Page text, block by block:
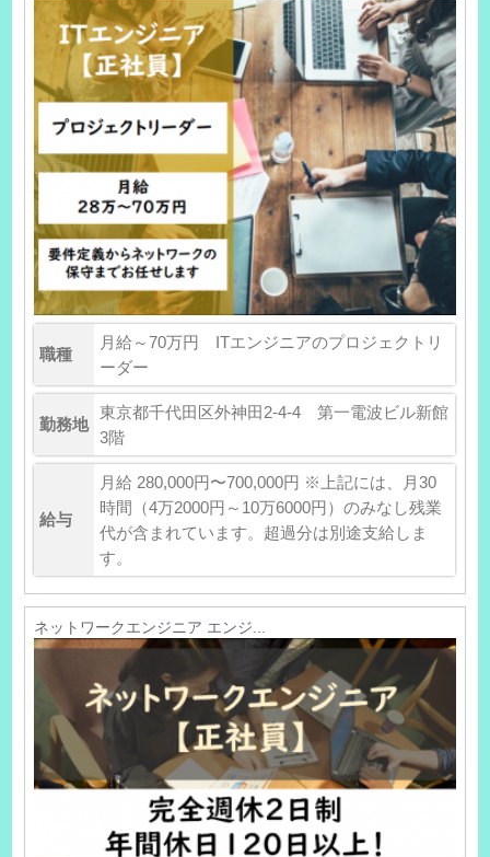
職種
月給～70万円 ITエンジニアのプロジェクトリ
ーダー
勤務地
東京都千代田区外神田2-4-4 第一電波ビル新館
3階
給与
月給 280,000円〜700,000円 ※上記には、月30
時間（4万2000円～10万6000円）のみなし残業
代が含まれています。超過分は別途支給しま
す。
ネットワークエンジニア エンジ...